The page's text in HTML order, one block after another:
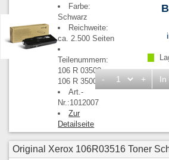
Farbe:
Schwarz
Reichweite:
ca. 2.500 Seiten
Teilenummern:
106 R 03500,
106 R 3500
Art.-
Nr.:1012007
Zur
Detailseite
- + In
Original Xerox 106R03516 Toner